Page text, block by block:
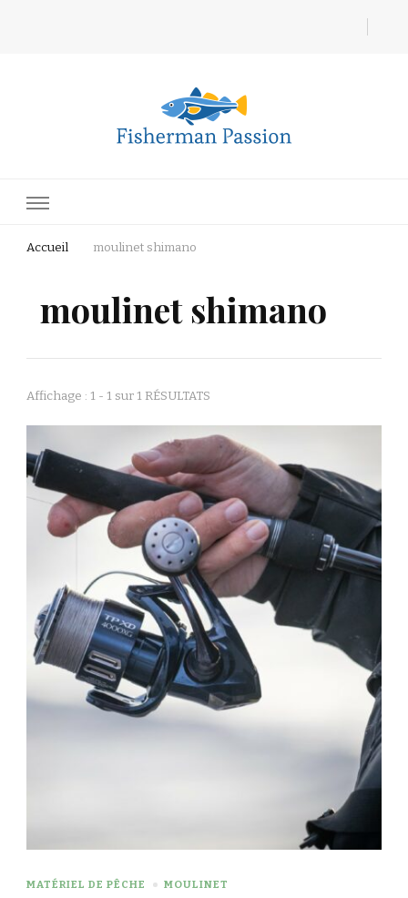
Accueil moulinet shimano
moulinet shimano
Affichage : 1 - 1 sur 1 RÉSULTATS
MATÉRIEL DE PÊCHE MOULINET